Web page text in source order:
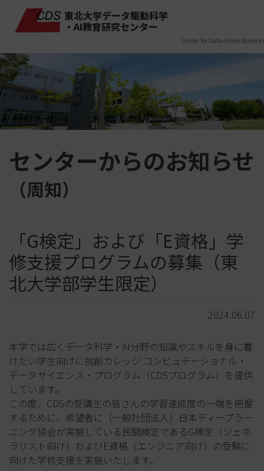
東北大学データ駆動科学
・AI教育研究センター
Center for Data-driven
センターからのお知らせ
（周知）
「G検定」および「E資格」学
修支援プログラムの募集（東
北大学部学生限定）
2024.06.07
本学では広くデータ科学・ AI分野の知識やスキルを身に着
けたい学生向けに挑創カレッジ コンピュテーショナル・
データサイエンス・プログラム（CDSプログラム）を提供
しています。
この度、 CDSの受講生の皆さんの学習達成度の一端を把握
するために、 希望者に（一般社団法人） 日本ディープラー
ニング協会が実施している民間検定であるG検定 （ジェネ
ラリスト向け）およびE資格（エンジニア向け） の受験に
向けた学修支援を実施いたします。